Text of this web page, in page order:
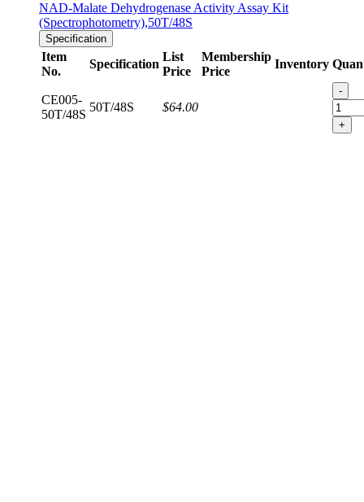
NAD-Malate Dehydrogenase Activity Assay Kit
(Spectrophotometry),50T/48S
Specification
Item
No.
Specification
List
Price
Membership
Price
Inventory
CE005-
50T/48S
50T/48S $64.00
-
+